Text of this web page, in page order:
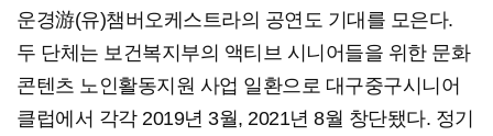
운경游(유)챔버오케스트라의 공연도 기대를 모은다.
두 단체는 보건복지부의 액티브 시니어들을 위한 문화
콘텐츠 노인활동지원 사업 일환으로 대구중구시니어
클럽에서 각각 2019년 3월, 2021년 8월 창단됐다. 정기